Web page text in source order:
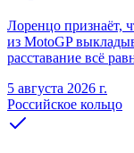
Лоренцо признаёт,
из MotoGP
расставание всё
5 августа 2026 г.
Российское кольцо